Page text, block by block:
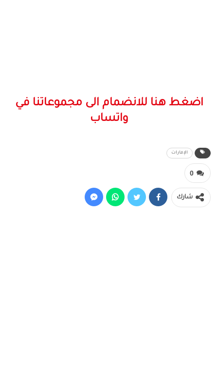
اضغط هنا للانضمام الى مجموعاتنا في
واتساب
الإمارات
0
شارك